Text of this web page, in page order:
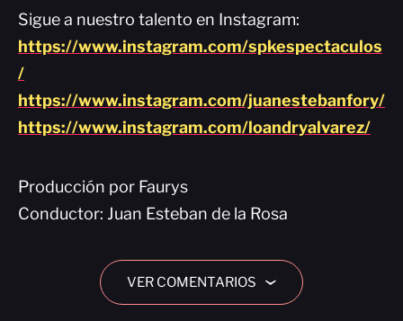
Sigue a nuestro talento en Instagram:
https://www.instagram.com/spkespectaculos
/
https://www.instagram.com/juanestebanfory/
https://www.instagram.com/loandryalvarez/
Producción por Faurys
Conductor: Juan Esteban de la Rosa
VER COMENTARIOS ›